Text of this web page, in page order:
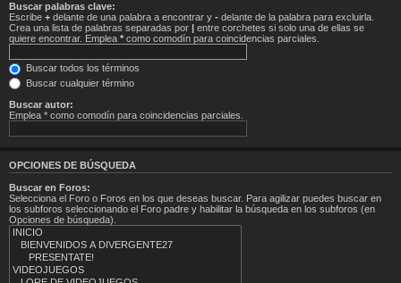
Buscar palabras clave:
Escribe + delante de una palabra a encontrar y - delante de la palabra para excluirla.
Crea una lista de palabras separadas por | entre corchetes si solo una de ellas se
quiere encontrar. Emplea * como comodín para coincidencias parciales.
Buscar todos los términos
Buscar cualquier término
Buscar autor:
Emplea * como comodín para coincidencias parciales.
OPCIONES DE BÚSQUEDA
Buscar en Foros:
Selecciona el Foro o Foros en los que deseas buscar. Para agilizar puedes buscar en
los subforos seleccionando el Foro padre y habilitar la búsqueda en los subforos (en
Opciones de búsqueda).